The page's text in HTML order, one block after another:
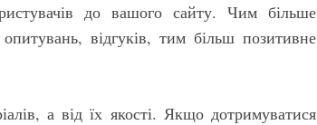
до вашого сайту. Чим більше
відгуків, тим більш позитивне
а від їх якості. Якщо дотримуватися